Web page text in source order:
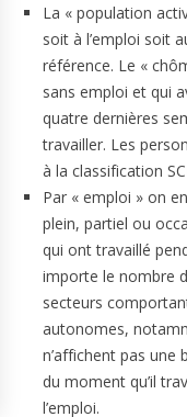
La « population
soit à l’emploi soit
référence. Le «
sans emploi et qui
quatre dernières
travailler. Les
à la classification
Par « emploi » on
plein, partiel ou
qui ont travaillé
importe le nombre
secteurs
autonomes,
n’affichent pas une
du moment qu’il
l’emploi.